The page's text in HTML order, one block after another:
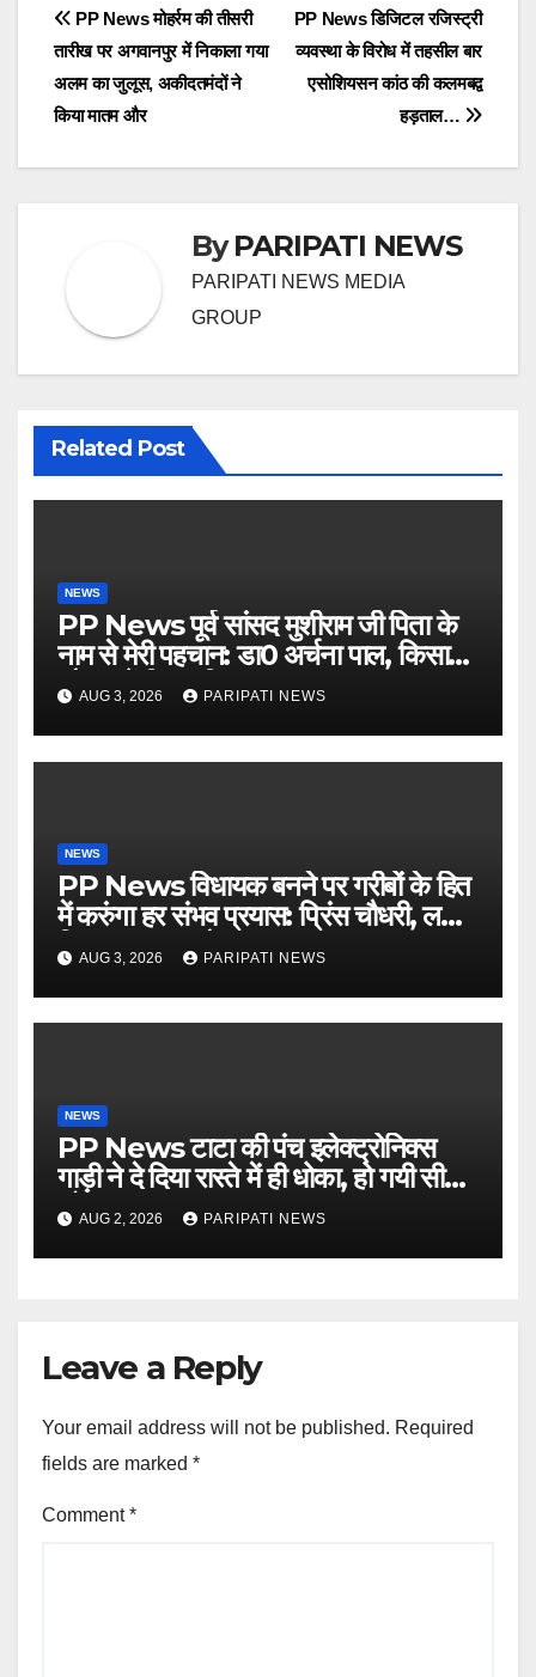
Post
navigation
PP News डिजिटल रजिस्ट्री
व्यवस्था के विरोध में तहसील बार
एसोशियसन कांठ की कलमबद्व
हड़ताल…
PP News मोहर्रम की तीसरी
तारीख पर अगवानपुर में निकाला गया
अलम का जुलूस, अकीदतमंदों ने
किया मातम और
ByPARIPATI NEWS
PARIPATI NEWS MEDIA
GROUP
Related Post
NEWS
PP News पूर्व सांसद मुशीराम जी पिता के
नाम से मेरी पहचान: डा0 अर्चना पाल, किसान
चौपाल में दिया परिचय
AUG 3, 2026 PARIPATI NEWS
NEWS
PP News विधायक बनने पर गरीबों के हित
में करुंगा हर संभव प्रयास: प्रिंस चौधरी, लगाई
किसान मजदूर चौपाल
AUG 3, 2026 PARIPATI NEWS
NEWS
PP News टाटा की पंच इलेक्ट्रोनिक्स
गाड़ी ने दे दिया रास्ते में ही धोका, हो गयी सीज,
जो सब बताया झूठ
AUG 2, 2026 PARIPATI NEWS
Leave a Reply
Your email address will not be published. Required
fields are marked *
Comment*